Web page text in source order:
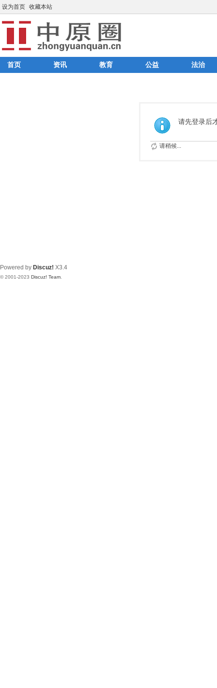
设为首页 收藏本站
首页 资讯 教育 公益 法治
请先登录后
请稍候...
Powered by Discuz! X3.4
© 2001-2023 Discuz! Team